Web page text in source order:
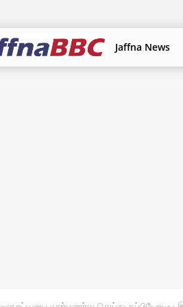
Jaffna News